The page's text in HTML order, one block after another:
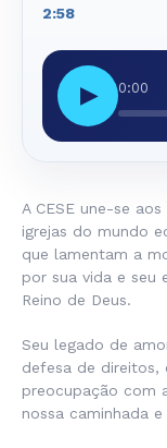
2:58
▶ 0:00
A CESE une-se
igrejas do mundo
que lamentam a
por sua vida e seu
Reino de Deus.
Seu legado de
defesa de direitos,
preocupação com
nossa caminhada